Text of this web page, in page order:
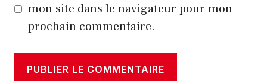
mon site dans le navigateur pour mon
prochain commentaire.